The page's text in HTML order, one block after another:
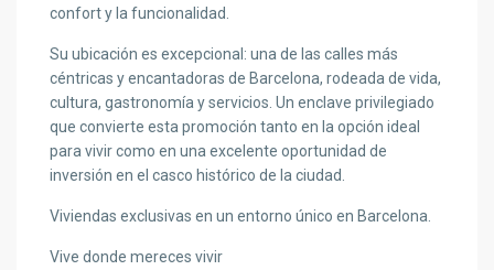
confort y la funcionalidad.
Su ubicación es excepcional: una de las calles más
céntricas y encantadoras de Barcelona, rodeada de vida,
cultura, gastronomía y servicios. Un enclave privilegiado
que convierte esta promoción tanto en la opción ideal
para vivir como en una excelente oportunidad de
inversión en el casco histórico de la ciudad.
Viviendas exclusivas en un entorno único en Barcelona.
Vive donde mereces vivir